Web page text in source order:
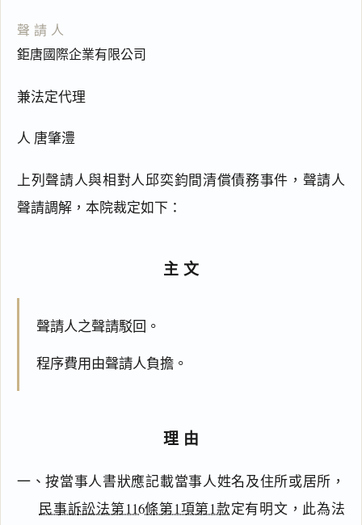
聲請人
鉅唐國際企業有限公司
兼法定代理
人 唐肇澧
上列聲請人與相對人邱奕鈞間清償債務事件，聲請人
聲請調解，本院裁定如下：
主文
聲請人之聲請駁回。
程序費用由聲請人負擔。
理由
一、按當事人書狀應記載當事人姓名及住所或居所，
民事訴訟法第116條第1項第1款定有明文，此為法